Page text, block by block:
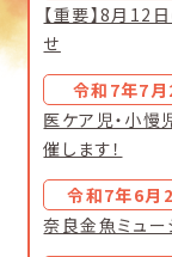
【重要】8月12
せ
令和7年7月
医ケア児・小慢
催します！
令和7年6月
奈良金魚ミュー